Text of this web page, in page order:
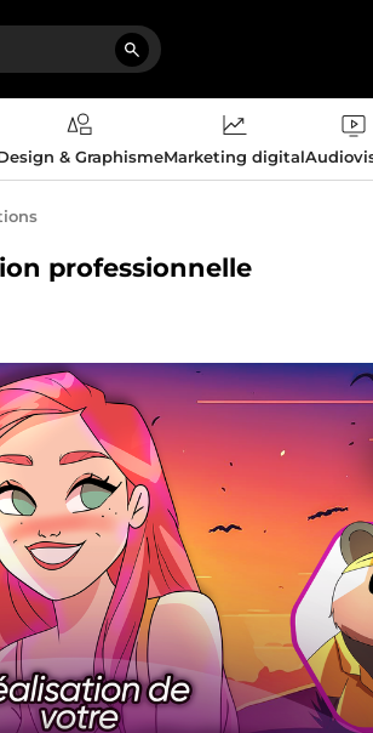
& GraphismeMarketing digital
professionnelle